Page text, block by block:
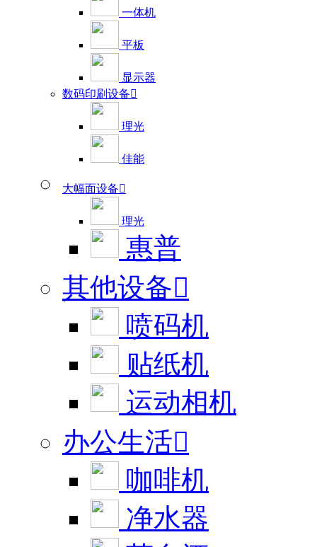
一体机
平板
显示器
数码印刷设备
理光
佳能
大幅面设备
理光
惠普
其他设备
喷码机
贴纸机
运动相机
办公生活
咖啡机
净水器